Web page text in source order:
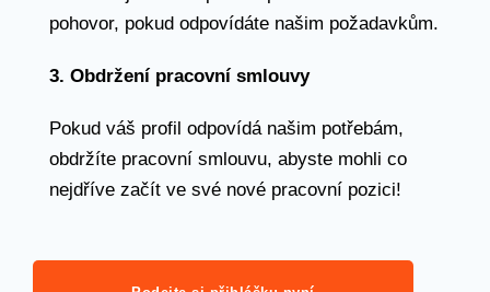
pohovor, pokud odpovídáte našim požadavkům.
3. Obdržení pracovní smlouvy
Pokud váš profil odpovídá našim potřebám,
obdržíte pracovní smlouvu, abyste mohli co
nejdříve začít ve své nové pracovní pozici!